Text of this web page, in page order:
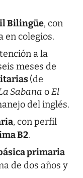
Bilingüe, con
en colegios.
a la
meses de
(de
Sabana oEl
del inglés.
, con perfil
B2.
primaria
de dos años y